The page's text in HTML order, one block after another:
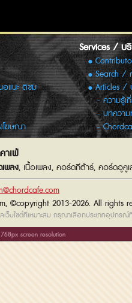
แนะ ติชม
ฆษณา
Services / บ
Search /
Articles /
ความรู้
บทความ
าเฟ่
พลง, เนื้อเพลง, คอร์ดกีต้าร์, คอร์ดอูคู
©copyright 2013-2026. All rights
ว็บไซต์ที่เหมาะสม กรุณาเลือกประเภทอุปกรณ์
screen resolution